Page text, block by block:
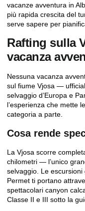
vacanze avventura in
più rapida crescita del
serve sapere per
Rafting sulla
vacanza
Nessuna vacanza
sul fiume Vjosa —
selvaggio d’Europa e
l’esperienza che mette
categoria a parte.
Cosa rende
La Vjosa scorre
chilometri — l’unico
selvaggio. Le
Permet ti portano
spettacolari canyon
Classe II e III sotto la